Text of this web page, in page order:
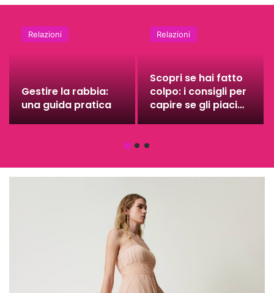
Relazioni
Gestire la rabbia:
una guida pratica
Relazioni
Scopri se hai fatto
colpo: i consigli per
capire se gli piaci